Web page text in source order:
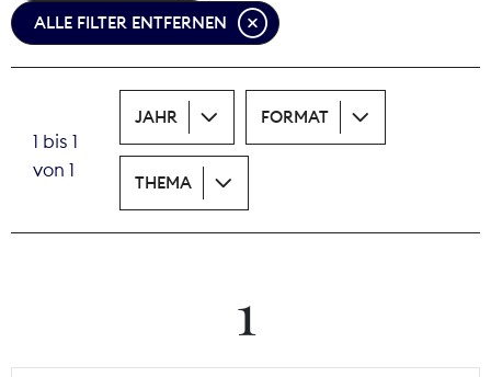
Pressefreiheit
Print
Recht
Tarifpolitik
Theodor-Wolff-Preis
ALLE FILTER ENTFERNEN
1 bis 1
von 1
JAHR FORMAT
THEMA
1